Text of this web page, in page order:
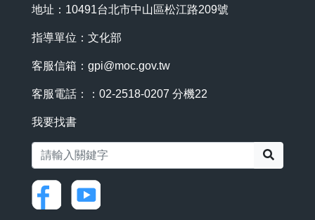
地址：10491台北市中山區松江路209號
指導單位：文化部
客服信箱： gpi@moc.gov.tw
客服電話：：02-2518-0207 分機22
我要找書